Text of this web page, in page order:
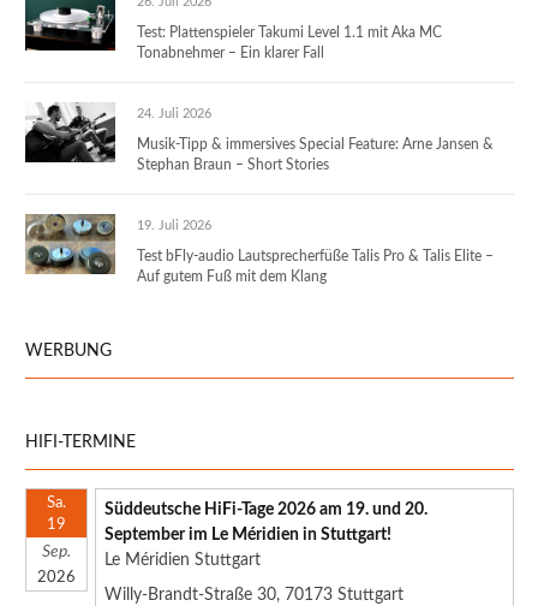
Test: Plattenspieler Takumi Level 1.1 mit Aka MC
Tonabnehmer – Ein klarer Fall
24. Juli 2026
Musik-Tipp & immersives Special Feature: Arne Jansen &
Stephan Braun – Short Stories
19. Juli 2026
Test bFly-audio Lautsprecherfüße Talis Pro & Talis Elite –
Auf gutem Fuß mit dem Klang
WERBUNG
HIFI-TERMINE
Sa.
19
Sep.
2026
Süddeutsche HiFi-Tage 2026 am 19. und 20.
September im Le Méridien in Stuttgart!
Le Méridien Stuttgart
Willy-Brandt-Straße 30, 70173 Stuttgart